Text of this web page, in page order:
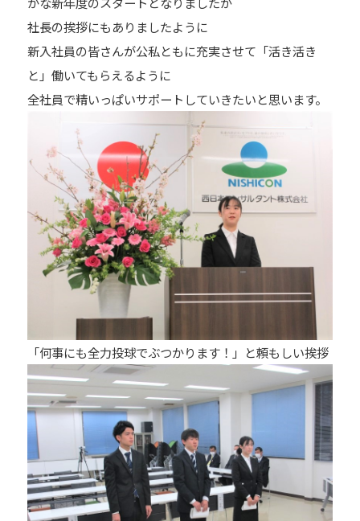
社長の挨拶にもありましたように
新入社員の皆さんが公私ともに充実させて「活き活き
と」働いてもらえるように
全社員で精いっぱいサポートしていきたいと思います。
「何事にも全力投球でぶつかります！」と頼もしい挨拶